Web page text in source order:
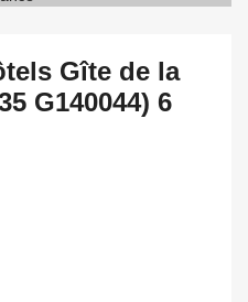
Gîte de la
G140044) 6